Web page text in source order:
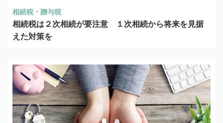
相続税・贈与税
相続税は２次相続が要注意 １次相続から将来を見据
えた対策を